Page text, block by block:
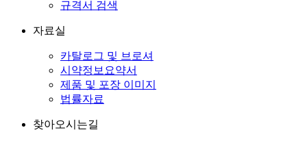
규격서 검색
자료실
카탈로그 및 브로셔
시약정보요약서
제품 및 포장 이미지
법률자료
찾아오시는길